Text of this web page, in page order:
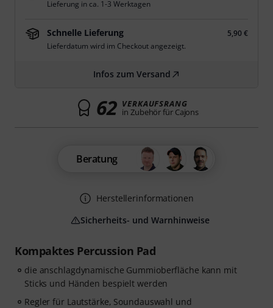
Kompaktes Percussion Pad
die anschlagdynamische Gummioberfläche kann mit
Sticks und Händen bespielt werden
Regler für Lautstärke, Soundauswahl und
Lieferung in ca. 1-3 Werktagen
Schnelle Lieferung
5,90 €
Lieferdatum wird im Checkout angezeigt.
Infos zum Versand
62 VERKAUFSRANG
in Zubehör für Cajons
Beratung
Herstellerinformationen
Sicherheits- und Warnhinweise